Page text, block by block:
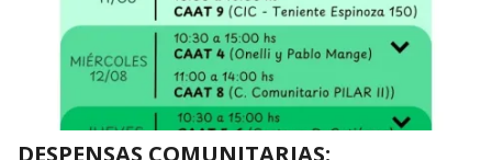
DESPENSAS COMUNITARIAS: